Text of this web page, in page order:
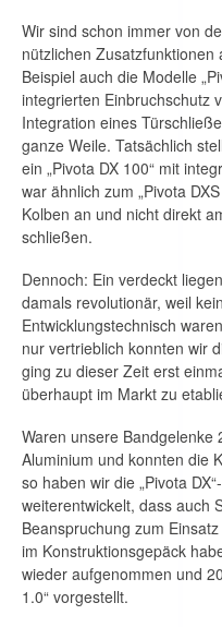
Wir sind schon immer von
nützlichen
Beispiel auch die Mo­delle
integrierten Einbruchschutz
Integration eines
ganze Weile. Tatsächlich
ein „Pivota DX 100“ mit
war ähnlich zum „Pivota
Kolben an und nicht direkt
schließen.
Dennoch: Ein verdeckt
damals revolutionär, weil
Entwicklungstechnisch
nur vertrieblich konnten wir
ging zu dieser Zeit erst
überhaupt im Markt zu
Waren unsere
Aluminium und konnten die
so haben wir die „Pivota
weiterentwickelt, dass auch
Beanspruchung zum
im Konstruktionsgepäck
wieder aufgenommen und
1.0“ vorgestellt.